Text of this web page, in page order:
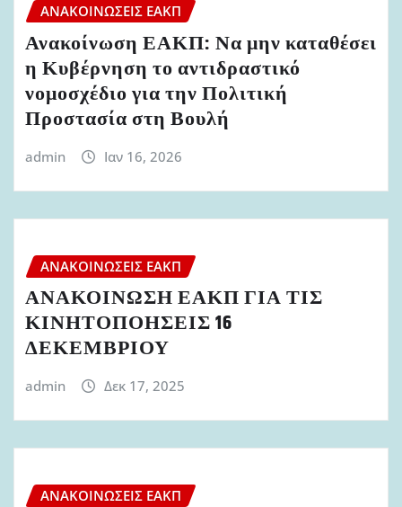
ΑΝΑΚΟΙΝΏΣΕΙΣ ΕΑΚΠ
Ανακοίνωση ΕΑΚΠ: Να μην καταθέσει
η Κυβέρνηση το αντιδραστικό
νομοσχέδιο για την Πολιτική
Προστασία στη Βουλή
admin Ιαν 16, 2026
ΑΝΑΚΟΙΝΏΣΕΙΣ ΕΑΚΠ
ΑΝΑΚΟΙΝΩΣΗ ΕΑΚΠ ΓΙΑ ΤΙΣ
ΚΙΝΗΤΟΠΟΗΣΕΙΣ 16
ΔΕΚΕΜΒΡΙΟΥ
admin Δεκ 17, 2025
ΑΝΑΚΟΙΝΏΣΕΙΣ ΕΑΚΠ